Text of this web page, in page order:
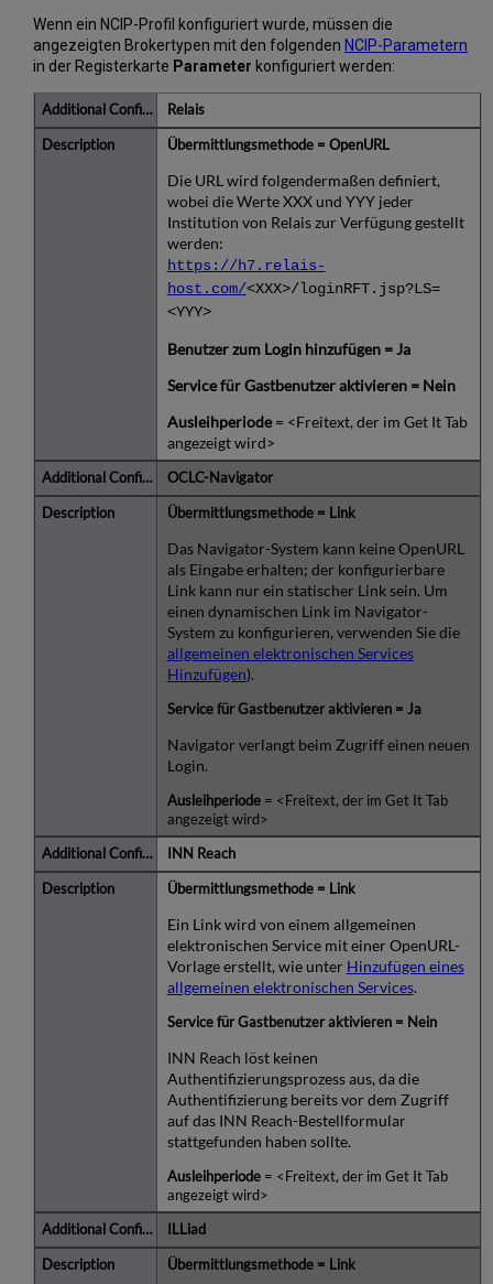
Wenn ein NCIP-Profil konfiguriert wurde, müssen die
angezeigten Brokertypen mit den folgenden NCIP-Parametern
in der Registerkarte Parameter konfiguriert werden:
Relais
Übermittlungsmethode = OpenURL
Die URL wird folgendermaßen definiert,
wobei die Werte XXX und YYY jeder
Institution von Relais zur Verfügung gestellt
werden:
https://h7.relais-
host.com/<XXX>/loginRFT.jsp?LS=
<YYY>
Benutzer zum Login hinzufügen = Ja
Service für Gastbenutzer aktivieren = Nein
Ausleihperiode= <Freitext, der im Get It Tab
angezeigt wird>
OCLC-Navigator
Übermittlungsmethode = Link
Das Navigator-System kann keine OpenURL
als Eingabe erhalten; der konfigurierbare
Link kann nur ein statischer Link sein. Um
einen dynamischen Link im Navigator-
System zu konfigurieren, verwenden Sie die
allgemeinen elektronischen Services
Hinzufügen).
Service für Gastbenutzer aktivieren = Ja
Navigator verlangt beim Zugriff einen neuen
Login.
Ausleihperiode= <Freitext, der im Get It Tab
angezeigt wird>
INN Reach
Übermittlungsmethode = Link
Ein Link wird von einem allgemeinen
elektronischen Service mit einer OpenURL-
Vorlage erstellt, wie unter Hinzufügen eines
allgemeinen elektronischen Services.
Service für Gastbenutzer aktivieren = Nein
INN Reach löst keinen
Authentifizierungsprozess aus, da die
Authentifizierung bereits vor dem Zugriff
auf das INN Reach-Bestellformular
stattgefunden haben sollte.
Ausleihperiode= <Freitext, der im Get It Tab
angezeigt wird>
ILLiad
Übermittlungsmethode = Link